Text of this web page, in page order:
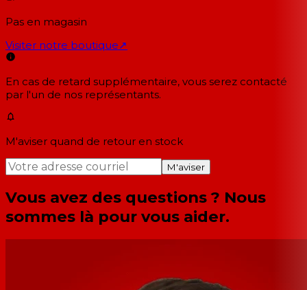
Pas en magasin
Visiter notre boutique↗
En cas de retard supplémentaire, vous serez contacté
par l'un de nos représentants.
M'aviser quand de retour en stock
M'aviser
Vous avez des questions ? Nous
sommes là pour vous aider.